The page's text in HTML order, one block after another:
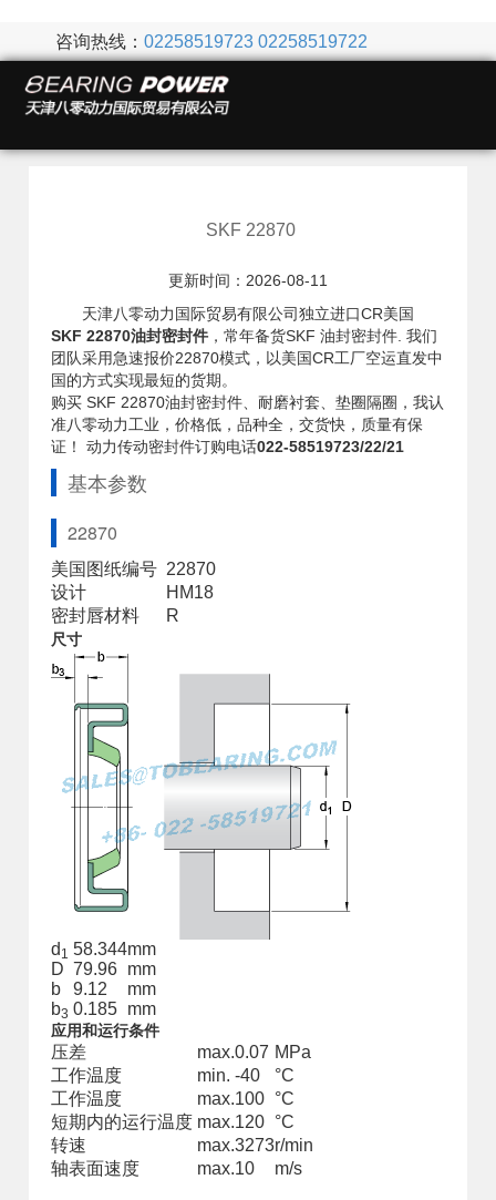
咨询热线： 02258519723 02258519722
SKF 22870
更新时间：2026-08-11
天津八零动力国际贸易有限公司独立进口CR美国
SKF 22870油封密封件 ，常年备货SKF 油封密封件. 我们
团队采用急速报价22870模式，以美国CR工厂空运直发中
国的方式实现最短的货期。
购买 SKF 22870油封密封件、耐磨衬套、垫圈隔圈，我认
准八零动力工业，价格低，品种全，交货快，质量有保
证！ 动力传动密封件订购电话022-58519723/22/21
基本参数
22870
美国图纸编号 22870
设计
HM18
密封唇材料
R
尺寸
d 1 58.344mm
D 79.96 mm
b
9.12
mm
b3 0.185 mm
应用和运行条件
压差 max.0.07 MPa
工作温度
min. -40
°C
工作温度
max.100 °C
短期内的运行温度 max.120 °C
转速
max.3273r/min
轴表面速度
max.10 m/s